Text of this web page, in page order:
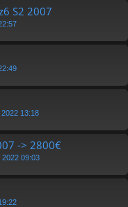
S2 2007
13:18
-> 2800€
2022 09:03